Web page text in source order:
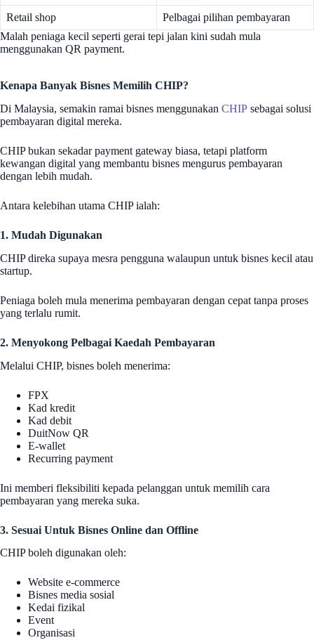
Retail shop
Pelbagai pilihan pembayaran
Malah peniaga kecil seperti gerai tepi jalan kini sudah mula
menggunakan QR payment.
Kenapa Banyak Bisnes Memilih CHIP?
Di Malaysia, semakin ramai bisnes menggunakan CHIP sebagai solusi
pembayaran digital mereka.
CHIP bukan sekadar payment gateway biasa, tetapi platform
kewangan digital yang membantu bisnes mengurus pembayaran
dengan lebih mudah.
Antara kelebihan utama CHIP ialah:
1. Mudah Digunakan
CHIP direka supaya mesra pengguna walaupun untuk bisnes kecil atau
startup.
Peniaga boleh mula menerima pembayaran dengan cepat tanpa proses
yang terlalu rumit.
2. Menyokong Pelbagai Kaedah Pembayaran
Melalui CHIP, bisnes boleh menerima:
FPX
Kad kredit
Kad debit
DuitNow QR
E-wallet
Recurring payment
Ini memberi fleksibiliti kepada pelanggan untuk memilih cara
pembayaran yang mereka suka.
3. Sesuai Untuk Bisnes Online dan Offline
CHIP boleh digunakan oleh:
Website e-commerce
Bisnes media sosial
Kedai fizikal
Event
Organisasi